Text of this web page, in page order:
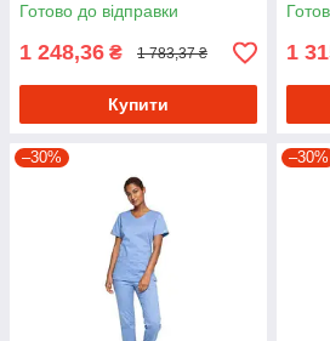
Готово до відправки
1 248,36 ₴ 1 783,37 ₴
Купити
1
–30% –30%